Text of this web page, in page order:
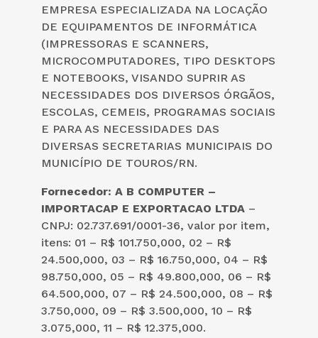
EMPRESA ESPECIALIZADA NA LOCAÇÃO
DE EQUIPAMENTOS DE INFORMÁTICA
(IMPRESSORAS E SCANNERS,
MICROCOMPUTADORES, TIPO DESKTOPS
E NOTEBOOKS, VISANDO SUPRIR AS
NECESSIDADES DOS DIVERSOS ÓRGÃOS,
ESCOLAS, CEMEIS, PROGRAMAS SOCIAIS
E PARA AS NECESSIDADES DAS
DIVERSAS SECRETARIAS MUNICIPAIS DO
MUNICÍPIO DE TOUROS/RN.
Fornecedor: A B COMPUTER –
IMPORTACAP E EXPORTACAO LTDA –
CNPJ: 02.737.691/0001-36, valor por item,
itens: 01 – R$ 101.750,000, 02 – R$
24.500,000, 03 – R$ 16.750,000, 04 – R$
98.750,000, 05 – R$ 49.800,000, 06 – R$
64.500,000, 07 – R$ 24.500,000, 08 – R$
3.750,000, 09 – R$ 3.500,000, 10 – R$
3.075,000, 11 – R$ 12.375,000.